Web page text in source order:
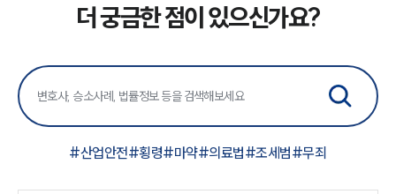
더 궁금한 점이 있으신가요?
#산업안전#횡령#마약#의료법#조세범#무죄